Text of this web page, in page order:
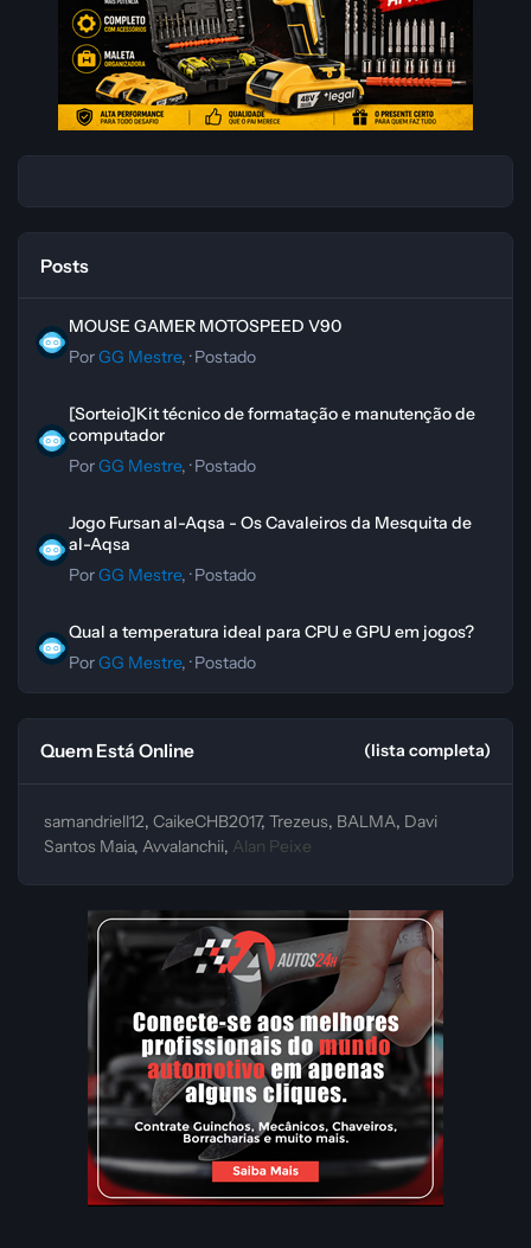
Posts
MOUSE GAMER MOTOSPEED V90
PorGG Mestre, ·Postado
[Sorteio]Kit técnico de formatação e manutenção de
computador
PorGG Mestre, ·Postado
Jogo Fursan al-Aqsa - Os Cavaleiros da Mesquita de
al-Aqsa
PorGG Mestre, ·Postado
Qual a temperatura ideal para CPU e GPU em jogos?
PorGG Mestre, ·Postado
Quem Está Online (lista completa)
samandriell12 CaikeCHB2017 Trezeus BALMA Davi
Santos Maia Avvalanchii Alan Peixe